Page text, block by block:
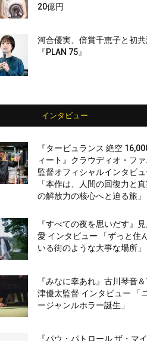
20億円
河合優実、倍賞千恵子と初
『PLAN 75』
インタビュー
『タービュランス 絶空
ィート』クラウディオ・ファ
監督オフィシャルインタビュ
「本作は、人間の回復力と
の解放力の核心へと迫る旅」
『すべての夜を思いだす』
愛 インタビュー 「ずっと住
いる街のような大事な場所」
『みなに幸あれ』古川琴音
津優太監督 インタビュー 「
ージャンルホラー誕生」
『パウ・パトロール ザ・マ